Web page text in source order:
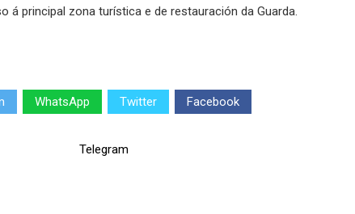
á principal zona turística e de restauración da Guarda.
WhatsApp Twitter Facebook